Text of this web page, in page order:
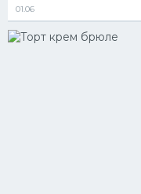
01.06